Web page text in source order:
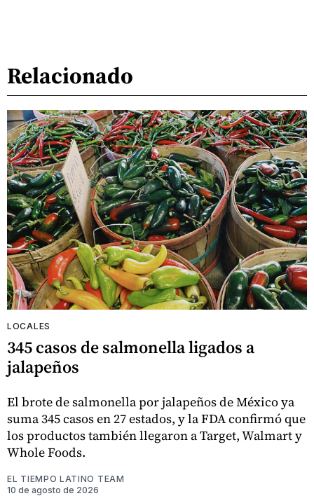
Relacionado
LOCALES
345 casos de salmonella ligados a
jalapeños
El brote de salmonella por jalapeños de México ya
suma 345 casos en 27 estados, y la FDA confirmó que
los productos también llegaron a Target, Walmart y
Whole Foods.
EL TIEMPO LATINO TEAM
10 de agosto de 2026